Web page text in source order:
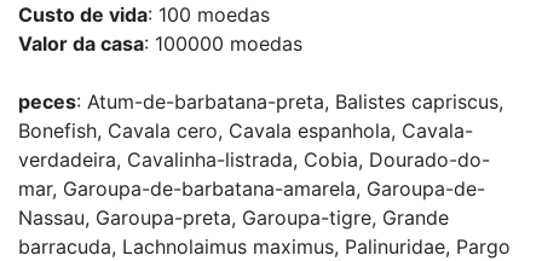
Custo de vida: 100 moedas
Valor da casa: 100000 moedas
peces: Atum-de-barbatana-preta, Balistes capriscus,
Bonefish, Cavala cero, Cavala espanhola, Cavala-
verdadeira, Cavalinha-listrada, Cobia, Dourado-do-
mar, Garoupa-de-barbatana-amarela, Garoupa-de-
Nassau, Garoupa-preta, Garoupa-tigre, Grande
barracuda, Lachnolaimus maximus, Palinuridae, Pargo